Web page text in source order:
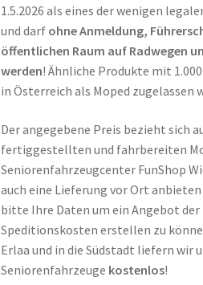
1.5.2026 als eines der wenigen
und darf ohne Anmeldung,
öffentlichen Raum auf Radwegen
werden! Ähnliche Produkte mit
in Österreich als Moped zugelassen
Der angegebene Preis bezieht sich
fertiggestellten und fahrbereiten
Seniorenfahrzeugcenter FunShop
auch eine Lieferung vor Ort
bitte Ihre Daten um ein Angebot der
Speditionskosten erstellen zu
Erlaa und in die Südstadt liefern wir
Seniorenfahrzeuge kostenlos!